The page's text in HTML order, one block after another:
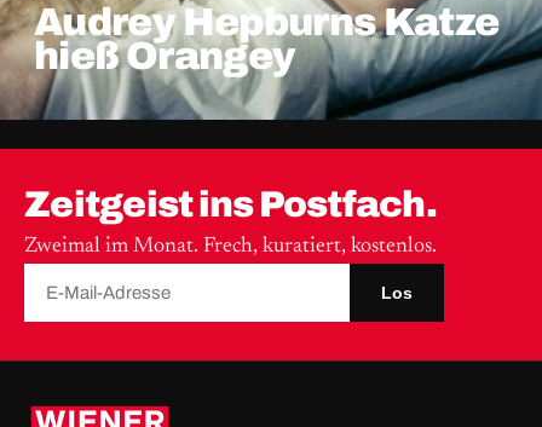
Audrey Hepburns Katze
hieß Orangey
Zeitgeist ins Postfach.
Zweimal im Monat. Frech, kuratiert, kostenlos.
Los